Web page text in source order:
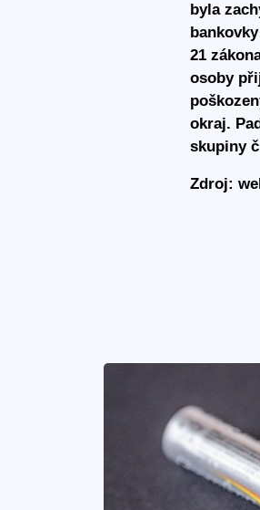
byla
21
osoby
okraj.
skupiny
Zdroj: